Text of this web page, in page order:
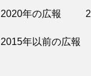
2020年の広報
2015年以前の広報